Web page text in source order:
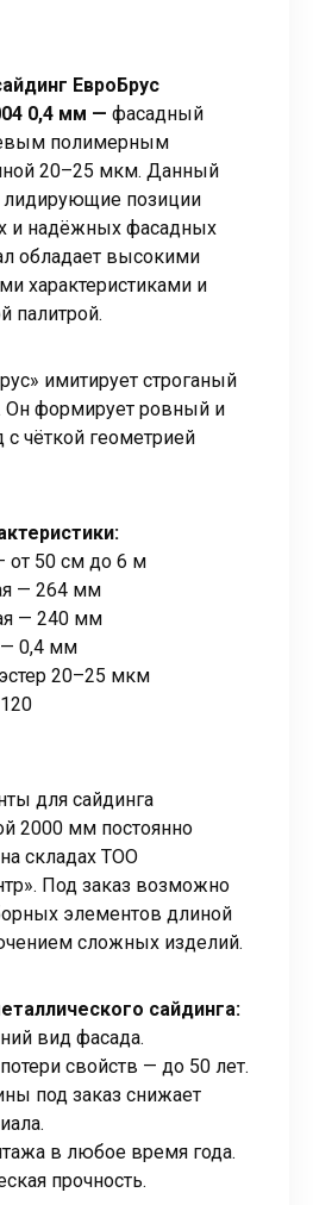
ЕвроБрус
0,4 мм — фасадный
полимерным
20–25 мкм. Данный
лидирующие позиции
и надёжных фасадных
обладает высокими
характеристиками и
палитрой.
имитирует строганый
Он формирует ровный и
чёткой геометрией
от 50 см до 6 м
— 264 мм
— 240 мм
— 0,4 мм
20–25 мкм
для сайдинга
2000 мм постоянно
складах ТОО
Под заказ возможно
элементов длиной
сложных изделий.
сайдинга:
вид фасада.
свойств — до 50 лет.
под заказ снижает
в любое время года.
прочность.